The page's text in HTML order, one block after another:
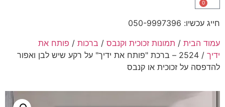
0
חייג עכשיו: 050-9997396
עמוד הבית / תמונות זכוכית וקנבס / ברכות / פותח את
ידיך
/ 2524 – ברכת "פותח את ידיך" על רקע שיש לבן ואפור
להדפסה על זכוכית או קנבס